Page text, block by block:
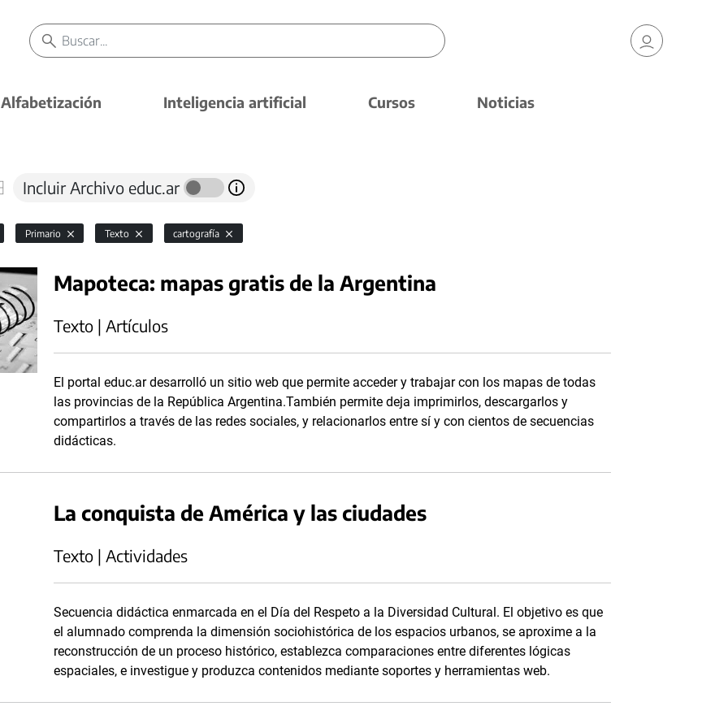
Alfabetización Inteligencia artificial Cursos Noticias
Incluir Archivo educ.ar
Primario Texto cartografía
Mapoteca: mapas gratis de la Argentina
Texto | Artículos
El portal educ.ar desarrolló un sitio web que permite acceder y trabajar con los mapas de todas
las provincias de la República Argentina.También permite deja imprimirlos, descargarlos y
compartirlos a través de las redes sociales, y relacionarlos entre sí y con cientos de secuencias
didácticas.
La conquista de América y las ciudades
Texto | Actividades
Secuencia didáctica enmarcada en el Día del Respeto a la Diversidad Cultural. El objetivo es que
el alumnado comprenda la dimensión sociohistórica de los espacios urbanos, se aproxime a la
reconstrucción de un proceso histórico, establezca comparaciones entre diferentes lógicas
espaciales, e investigue y produzca contenidos mediante soportes y herramientas web.